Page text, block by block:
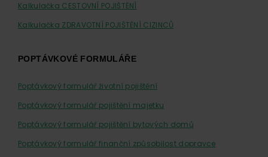
Kalkulačka CESTOVNÍ POJIŠTĚNÍ
Kalkulačka ZDRAVOTNÍ POJIŠTĚNÍ CIZINCŮ
POPTÁVKOVÉ FORMULÁŘE
Poptávkový formulář životní pojištění
Poptávkový formulář pojištění majetku
Poptávkový formulář pojištění bytových domů
Poptávkový formulář finanční způsobilost dopravce